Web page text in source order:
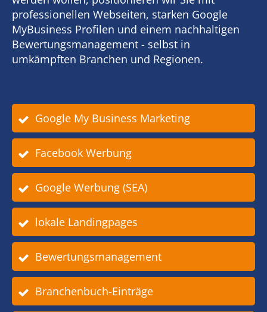
professionellen Webseiten, starken Google
MyBusiness Profilen und einem nachhaltigen
Bewertungsmanagement - selbst in
umkämpften Branchen und Regionen.
Google My Business Marketing
Facebook Werbung
Google Werbung (SEA)
lokale Landingpages
Bewertungsmanagement
Branchenbuch-Einträge